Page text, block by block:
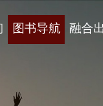
图书导航 融合